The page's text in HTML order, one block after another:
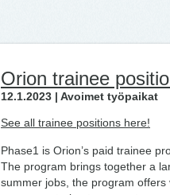
Orion trainee
12.1.2023 | Avoimet työpaikat
See all trainee positions here!
Phase1 is Orion’s paid trainee
The program brings together a
summer jobs, the program